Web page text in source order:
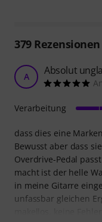
379Rezensionen
A Absolut
dass dies eine
Bewusst aber dass
Overdrive-Pedal
macht ist der helle
in meine Gitarre
unfassbar gleichen
Verarbeitung